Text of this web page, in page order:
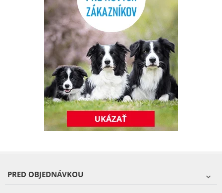
PRED OBJEDNÁVKOU